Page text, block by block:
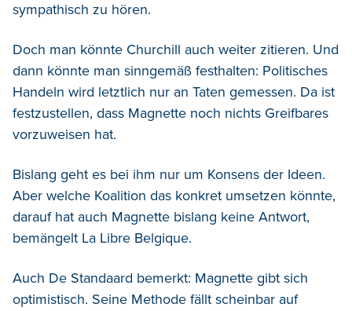
sympathisch zu hören.
Doch man könnte Churchill auch weiter zitieren. Und
dann könnte man sinngemäß festhalten: Politisches
Handeln wird letztlich nur an Taten gemessen. Da ist
festzustellen, dass Magnette noch nichts Greifbares
vorzuweisen hat.
Bislang geht es bei ihm nur um Konsens der Ideen.
Aber welche Koalition das konkret umsetzen könnte,
darauf hat auch Magnette bislang keine Antwort,
bemängelt La Libre Belgique.
Auch De Standaard bemerkt: Magnette gibt sich
optimistisch. Seine Methode fällt scheinbar auf